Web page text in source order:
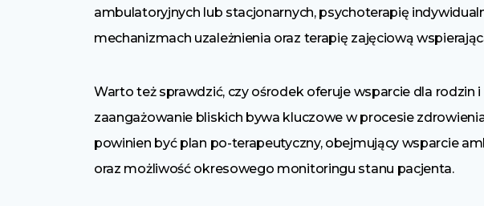
ambulatoryjnych lub stacjonarnych, psychoterapię
mechanizmach uzależnienia oraz terapię zajęciową
Warto też sprawdzić, czy ośrodek oferuje wsparcie dla
zaangażowanie bliskich bywa kluczowe w procesie
powinien być plan po-terapeutyczny, obejmujący wsparcie
oraz możliwość okresowego monitoringu stanu pacjenta.